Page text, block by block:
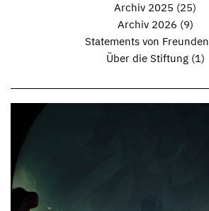
Archiv 2025 (25)
Archiv 2026 (9)
Statements von Freunden
Über die Stiftung(1)